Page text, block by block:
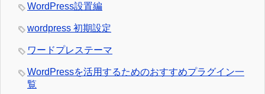
WordPress設置編
wordpress 初期設定
ワードプレステーマ
WordPressを活用するためのおすすめプラグイン一
覧